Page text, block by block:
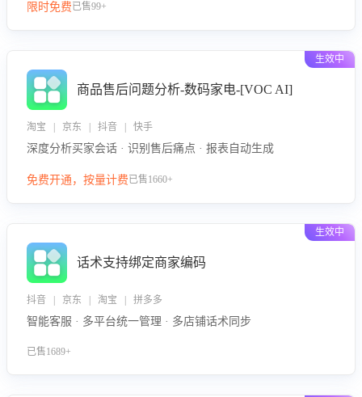
限时免费已售99+
生效中
商品售后问题分析-数码家电-[VOC AI]
淘宝 | 京东 | 抖音 | 快手
深度分析买家会话 · 识别售后痛点 · 报表自动生成
免费开通，按量计费已售1660+
生效中
话术支持绑定商家编码
抖音 | 京东 | 淘宝 | 拼多多
智能客服 · 多平台统一管理 · 多店铺话术同步
已售1689+